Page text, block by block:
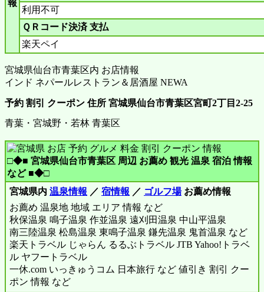
報
利用不可
ＱＲコード決済 支払
楽天ペイ
宮城県仙台市青葉区内 お店情報
インド ネパールレストラン＆居酒屋 NEWA
予約 割引 クーポン 住所 宮城県仙台市青葉区宮町2丁目2-25
青葉・宮城野・若林 青葉区
□◆■ 宮城県仙台市青葉区 周辺 お薦め 観光 温泉 宿泊 情報
など ■◆□
宮城県内 温泉情報 ／ 宿情報 ／ ゴルフ場お薦め情報
お薦め 温泉地 地域 エリア 情報 など
秋保温泉 鳴子温泉 作並温泉 遠刈田温泉 中山平温泉
南三陸温泉 松島温泉 東鳴子温泉 鎌先温泉 鬼首温泉 など
楽天トラベル じゃらん るるぶトラベル JTB Yahoo!トラベ
ル ヤフートラベル
一休.com いっきゅうコム 日本旅行 など 値引き 割引 クー
ポン 情報 など